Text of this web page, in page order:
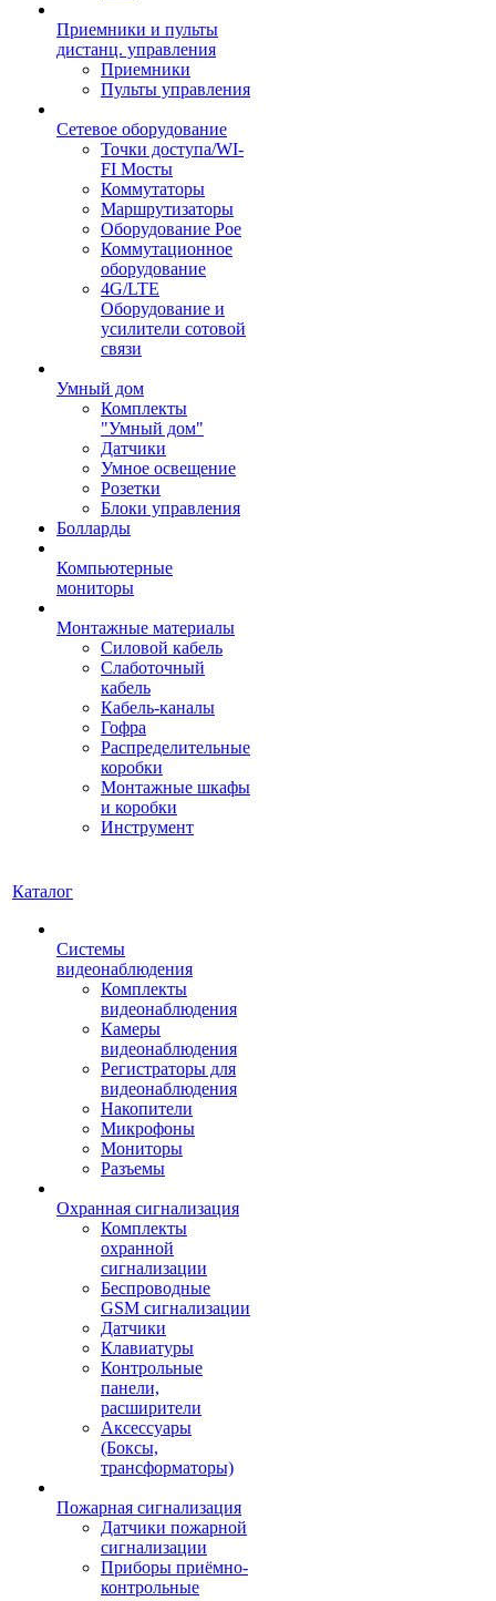
Приемники и пульты
дистанц. управления
Приемники
Пульты управления
Сетевое оборудование
Точки доступа/WI-
FI Мосты
Коммутаторы
Маршрутизаторы
Оборудование Poe
Коммутационное
оборудование
4G/LTE
Оборудование и
усилители сотовой
связи
Умный дом
Комплекты
"Умный дом"
Датчики
Умное освещение
Розетки
Блоки управления
Болларды
Компьютерные
мониторы
Монтажные материалы
Силовой кабель
Слаботочный
кабель
Кабель-каналы
Гофра
Распределительные
коробки
Монтажные шкафы
и коробки
Инструмент
Каталог
Системы
видеонаблюдения
Комплекты
видеонаблюдения
Камеры
видеонаблюдения
Регистраторы для
видеонаблюдения
Накопители
Микрофоны
Мониторы
Разъемы
Охранная сигнализация
Комплекты
охранной
сигнализации
Беспроводные
GSM сигнализации
Датчики
Клавиатуры
Контрольные
панели,
расширители
Аксессуары
(Боксы,
трансформаторы)
Пожарная сигнализация
Датчики пожарной
сигнализации
Приборы приёмно-
контрольные